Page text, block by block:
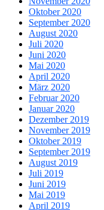
Oktober 2020
September 2020
August 2020
Juli 2020
Juni 2020
Mai 2020
April 2020
März 2020
Februar 2020
Januar 2020
Dezember 2019
November 2019
Oktober 2019
September 2019
August 2019
Juli 2019
Juni 2019
Mai 2019
April 2019